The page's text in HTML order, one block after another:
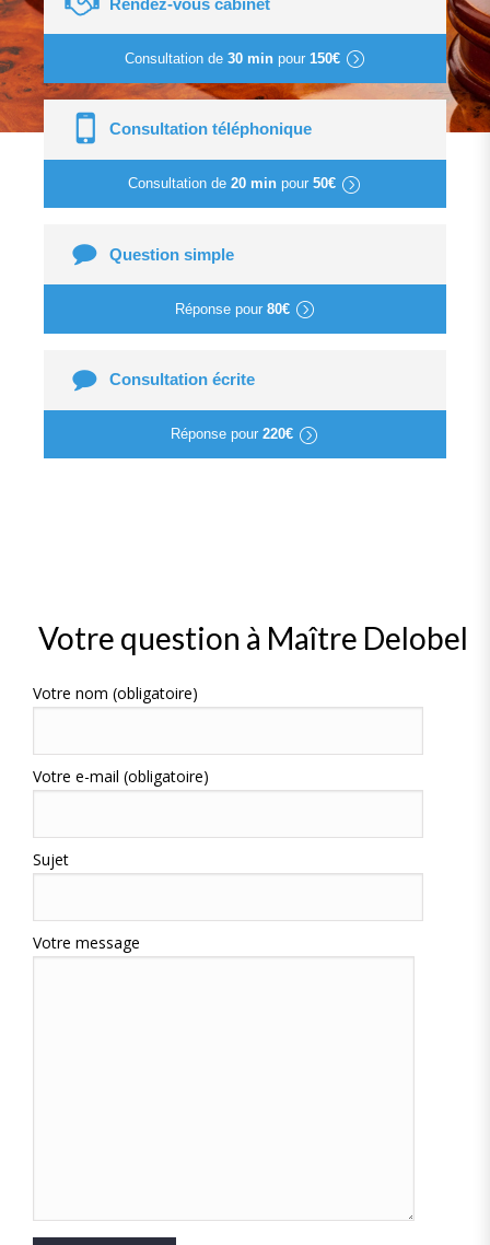
Consultation de 30 minpour 150€
Consultation téléphonique
Consultation de 20 min pour 50€
Question simple
Réponse pour 80€
Consultation écrite
Réponse pour 220€
Votre question à Maître Delobel
Votre nom (obligatoire)
Votre e-mail (obligatoire)
Sujet
Votre message